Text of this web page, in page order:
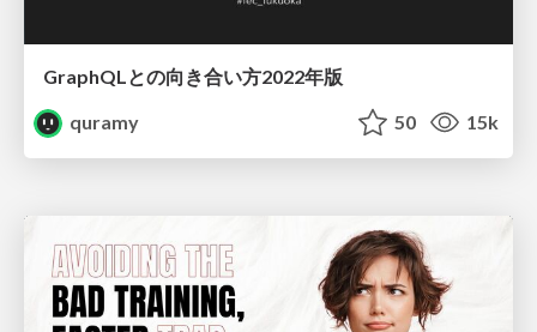
GraphQLとの向き合い方2022年版
quramy
50 15k